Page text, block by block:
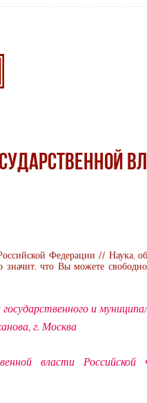
Федерации // Наука,
что Вы можете свободно
и
г. Москва
власти Российской